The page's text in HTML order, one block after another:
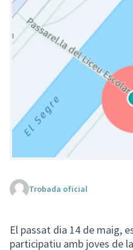
(Enllaç extern)
Trobada oficial
El passat dia 14 de maig,
participatiu amb joves de